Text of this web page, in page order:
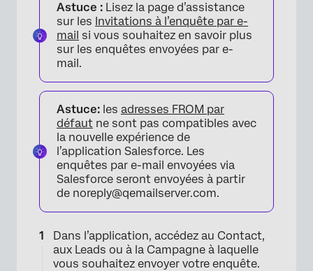
Astuce : Lisez la page d’assistance
sur les Invitations à l’enquête par e-
mail si vous souhaitez en savoir plus
sur les enquêtes envoyées par e-
mail.
Astuce: les adresses FROM par
défaut ne sont pas compatibles avec
la nouvelle expérience de
l’application Salesforce. Les
enquêtes par e-mail envoyées via
Salesforce seront envoyées à partir
de noreply@qemailserver.com.
Dans l’application, accédez au Contact,
aux Leads ou à la Campagne à laquelle
vous souhaitez envoyer votre enquête.